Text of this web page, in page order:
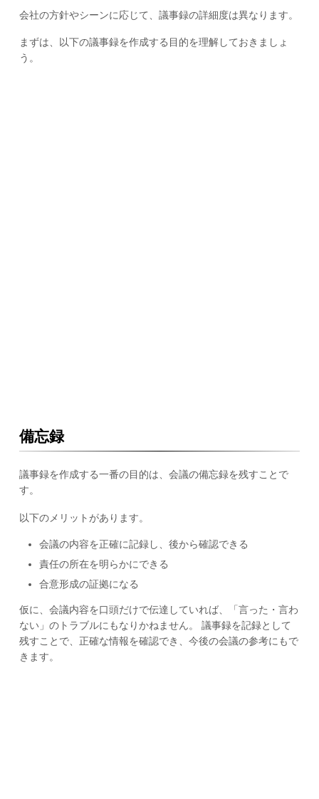
会社の方針やシーンに応じて、議事録の詳細度は異なります。
まずは、以下の議事録を作成する目的を理解しておきましょ
う。
備忘録
議事録を作成する一番の目的は、会議の備忘録を残すことで
す。
以下のメリットがあります。
会議の内容を正確に記録し、後から確認できる
責任の所在を明らかにできる
合意形成の証拠になる
仮に、会議内容を口頭だけで伝達していれば、「言った・言わ
ない」のトラブルにもなりかねません。 議事録を記録として
残すことで、正確な情報を確認でき、今後の会議の参考にもで
きます。